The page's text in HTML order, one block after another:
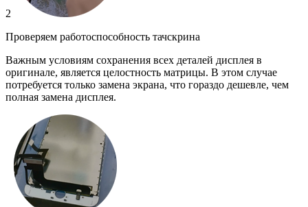
2
Проверяем работоспособность тачскрина
Важным условиям сохранения всех деталей дисплея в
оригинале, является целостность матрицы. В этом случае
потребуется только замена экрана, что гораздо дешевле, чем
полная замена дисплея.